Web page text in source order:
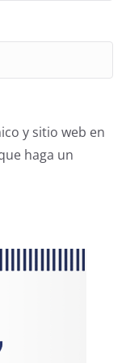
y sitio web en
haga un